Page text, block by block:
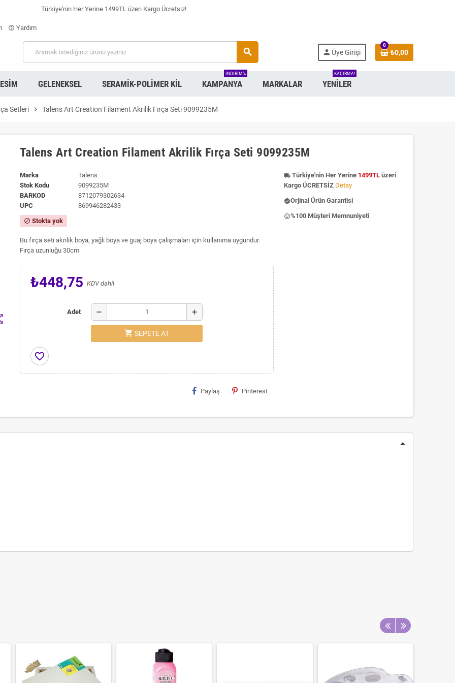
Türkiye'nin Her Yerine 1499TL üzeri Kargo Ücretsiz!
help_outline Yardım
search person Üye Girişi
0
₺0,00
GELENEKSEL SERAMIK-POLIMER KIL KAMPANYA
INDIRIM%
MARKALAR YENILER
KAÇIRMA!
Setleri chevron_right Talens Art Creation Filament Akrilik Fırça Seti 9099235M
Talens Art Creation Filament Akrilik Fırça Seti 9099235M
Marka
Talens
Stok Kodu
9099235M
BARKOD
8712079302634
UPC
869946282433
block Stokta yok
Bu fırça seti akrilik boya, yağlı boya ve guaj boya çalışmaları için kullanıma uygundur.
Fırça uzunluğu 30cm
₺448,75 KDV dahil
Adet remove add
shopping_cart SEPETE AT
favorite_border
Paylaş Pinterest
local_shipping Türkiye'nin Her Yerine 1499TLüzeri
Kargo ÜCRETSİZ Detay
check_circleOrjinal Ürün Garantisi
insert_emoticon%100 Müşteri Memnuniyeti